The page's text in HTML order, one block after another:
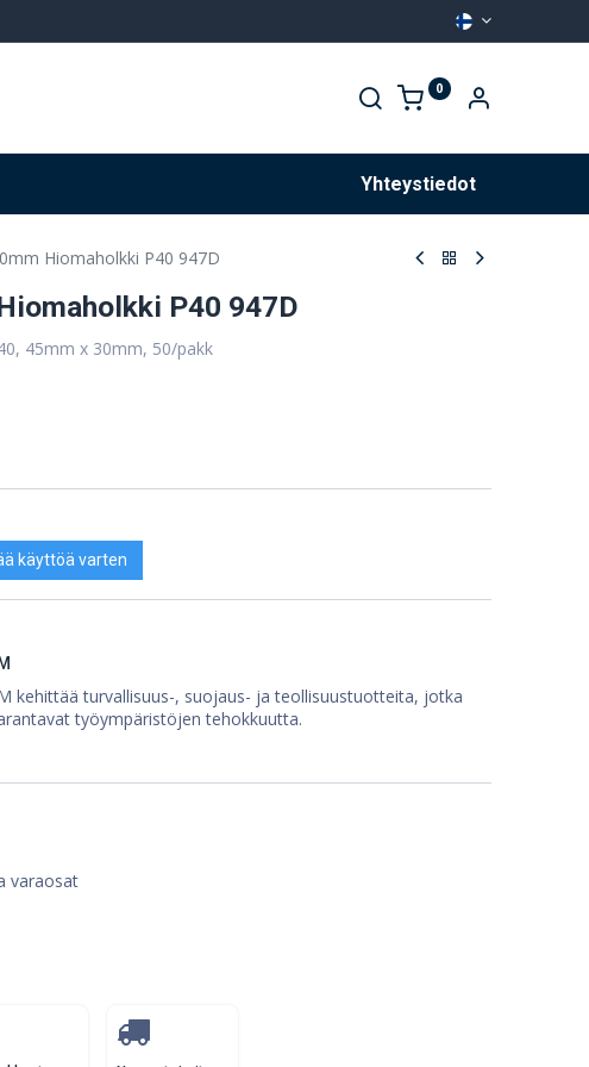
0
Yhteystiedot
Hiomaholkki P40 947D
P40 947D
45mm x 30mm, 50/pakk
käyttöä varten
kehittää turvallisuus-, suojaus- ja teollisuustuotteita, jotka
työympäristöjen tehokkuutta.
varaosat